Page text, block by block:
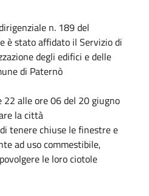
n. 189 del
è stato affidato il Servizio di
degli edifici e delle
di Paternò
alle ore 06 del 20 giugno
la città
tenere chiuse le finestre e
ad uso commestibile,
le loro ciotole